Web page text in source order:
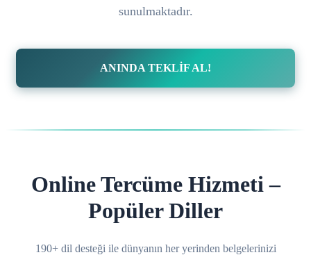
sunulmaktadır.
ANINDA TEKLİF AL!
Online Tercüme Hizmeti –
Popüler Diller
190+ dil desteği ile dünyanın her yerinden belgelerinizi